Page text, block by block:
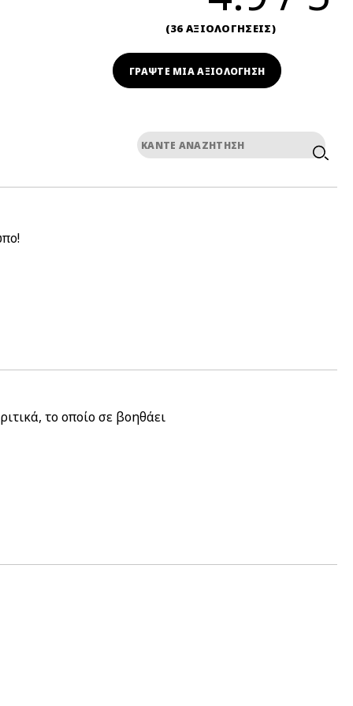
36 ΑΞΙΟΛΟΓΗΣΕΙΣ
ΓΡΆΨΤΕ ΜΙΑ ΑΞΙΟΛΟΓΗΣΗ
το οποίο σε βοηθάει